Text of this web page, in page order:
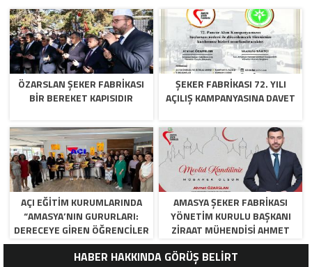
ÖZARSLAN ŞEKER FABRİKASI
BİR BEREKET KAPISIDIR
ŞEKER FABRİKASI 72. YILI
AÇILIŞ KAMPANYASINA DAVET
AÇI EĞİTİM KURUMLARINDA
“AMASYA’NIN GURURLARI:
DERECEYE GIREN ÖĞRENCILER
İÇIN ANLAMLI TÖREN”
AMASYA ŞEKER FABRIKASI
YÖNETIM KURULU BAŞKANI
ZIRAAT MÜHENDISI AHMET
ÖZARSLAN’IN MEVLID KANDILI
MESAJI
HABER HAKKINDA GÖRÜŞ BELİRT